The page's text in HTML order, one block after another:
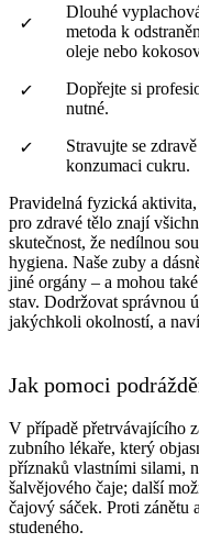
Dlouhé
metoda k
oleje nebo
Dopřejte si
nutné.
Stravujte se
konzumaci cukru.
Pravidelná fyzická
pro zdravé tělo znají
skutečnost, že nedílnou
hygiena. Naše zuby a
jiné orgány – a mohou
stav. Dodržovat správnou
jakýchkoli okolností, a
Jak pomoci
V případě přetrvávajícího
zubního lékaře, který
příznaků vlastními silami,
šalvějového čaje; další
čajový sáček. Proti zánětu
studeného.